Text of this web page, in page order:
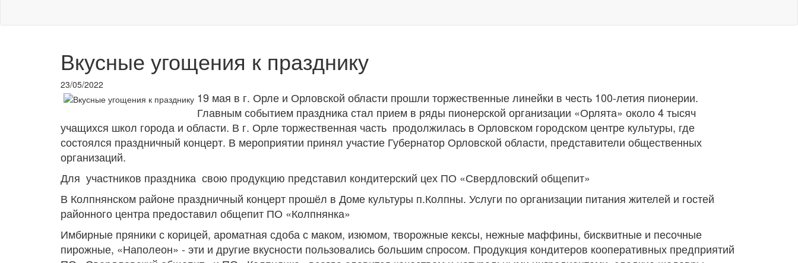
Вкусные угощения к празднику
23/05/2022
19 мая в г. Орле и Орловской области прошли торжественные линейки в честь 100-летия пионерии.
Главным событием праздника стал прием в ряды пионерской организации «Орлята» около 4 тысяч
учащихся школ города и области. В г. Орле торжественная часть продолжилась в Орловском городском центре культуры, где
состоялся праздничный концерт. В мероприятии принял участие Губернатор Орловской области, представители общественных
организаций.
Для участников праздника свою продукцию представил кондитерский цех ПО «Свердловский общепит»
В Колпнянском районе праздничный концерт прошёл в Доме культуры п.Колпны. Услуги по организации питания жителей и гостей
районного центра предоставил общепит ПО «Колпнянка»
Имбирные пряники с корицей, ароматная сдоба с маком, изюмом, творожные кексы, нежные маффины, бисквитные и песочные
пирожные, «Наполеон» - эти и другие вкусности пользовались большим спросом. Продукция кондитеров кооперативных предприятий